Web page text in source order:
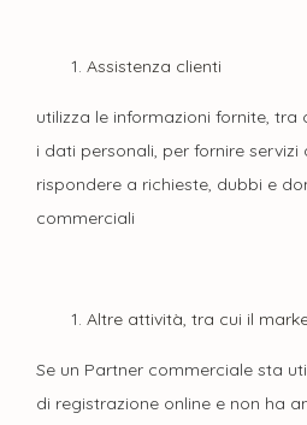
Assistenza clienti
utilizza le informazioni fornite, tra
i dati personali, per fornire
rispondere a richieste, dubbi e
commerciali
Altre attività, tra cui il
Se un Partner commerciale sta
di registrazione online e non ha